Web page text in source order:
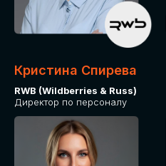
Кристина Спирева
RWB (Wildberries & Russ)
Директор по персоналу